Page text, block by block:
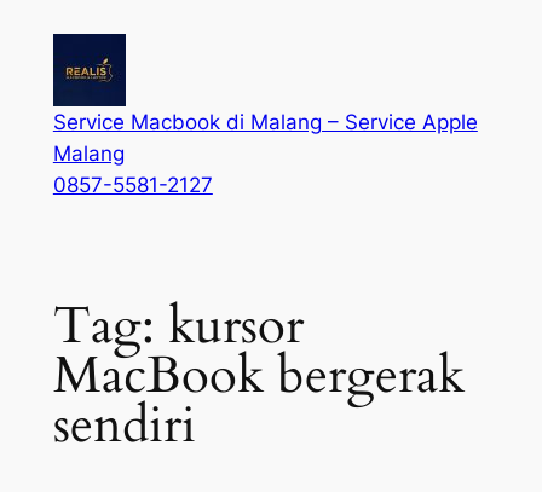
Service Macbook di Malang – Service Apple
Malang
0857-5581-2127
Tag: kursor
MacBook bergerak
sendiri